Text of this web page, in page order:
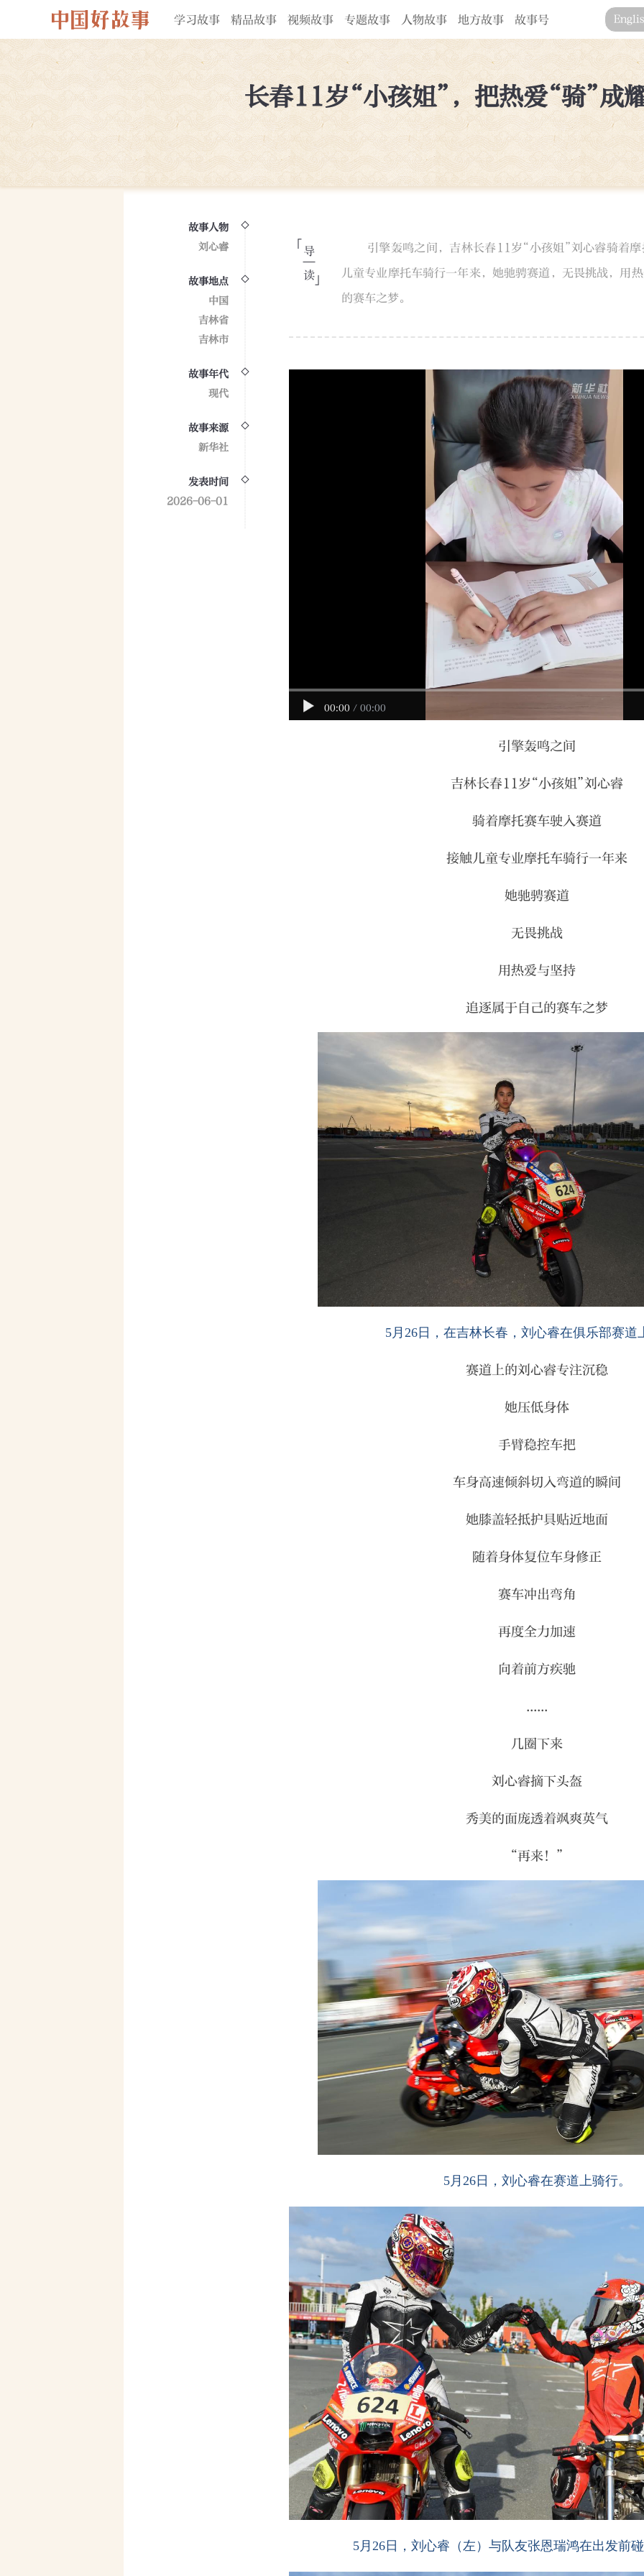
学习故事 精品故事 视频故事 专题故事 人物故事 地方故事 故事号
长春11岁“小孩姐”，把热爱“骑”成
故事人物
刘心睿
故事地点
中国
吉林省
吉林市
故事年代
现代
故事来源
新华社
发表时间
2026-06-01
引擎轰鸣之间，吉林长春11岁“小孩姐”刘心睿骑着
儿童专业摩托车骑行一年来，她驰骋赛道，无畏挑战，用
的赛车之梦。
00:00 / 00:00
引擎轰鸣之间
吉林长春11岁“小孩姐”刘心睿
骑着摩托赛车驶入赛道
接触儿童专业摩托车骑行一年来
她驰骋赛道
无畏挑战
用热爱与坚持
追逐属于自己的赛车之梦
5月26日，在吉林长春，刘心睿在俱乐部赛道
赛道上的刘心睿专注沉稳
她压低身体
手臂稳控车把
车身高速倾斜切入弯道的瞬间
她膝盖轻抵护具贴近地面
随着身体复位车身修正
赛车冲出弯角
再度全力加速
向着前方疾驰
......
几圈下来
刘心睿摘下头盔
秀美的面庞透着飒爽英气
“再来！”
5月26日，刘心睿在赛道上骑行。
5月26日，刘心睿（左）与队友张恩瑞鸿在出发前